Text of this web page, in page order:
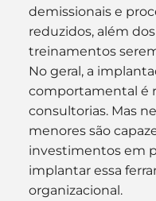
demissionais e
reduzidos, além
treinamentos
No geral, a
comportamental é
consultorias. Mas
menores são
investimentos em
implantar essa
organizacional.